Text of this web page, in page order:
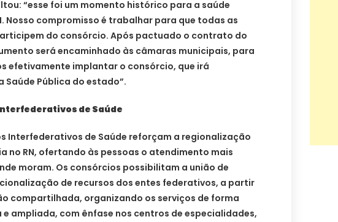
“esse foi um momento histórico para a saúde
Nosso compromisso é trabalhar para que todas as
do consórcio. Após pactuado o contrato do
será encaminhado às câmaras municipais, para
efetivamente implantar o consórcio, que irá
Saúde Pública do estado”.
de Saúde
Interfederativos de Saúde reforçam a regionalização
no RN, ofertando às pessoas o atendimento mais
moram. Os consórcios possibilitam a união de
de recursos dos entes federativos, a partir
compartilhada, organizando os serviços de forma
ampliada, com ênfase nos centros de especialidades,